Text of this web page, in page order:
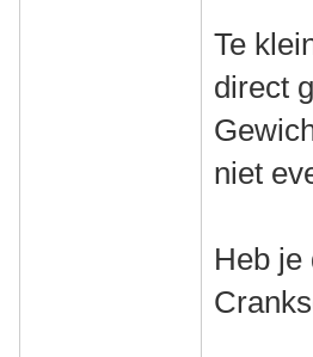
Te
direct
niet
Heb je